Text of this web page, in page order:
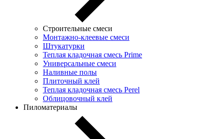
Строительные смеси
Монтажно-клеевые смеси
Штукатурки
Теплая кладочная смесь Prime
Универсальные смеси
Наливные полы
Плиточный клей
Теплая кладочная смесь Perel
Облицовочный клей
Пиломатериалы